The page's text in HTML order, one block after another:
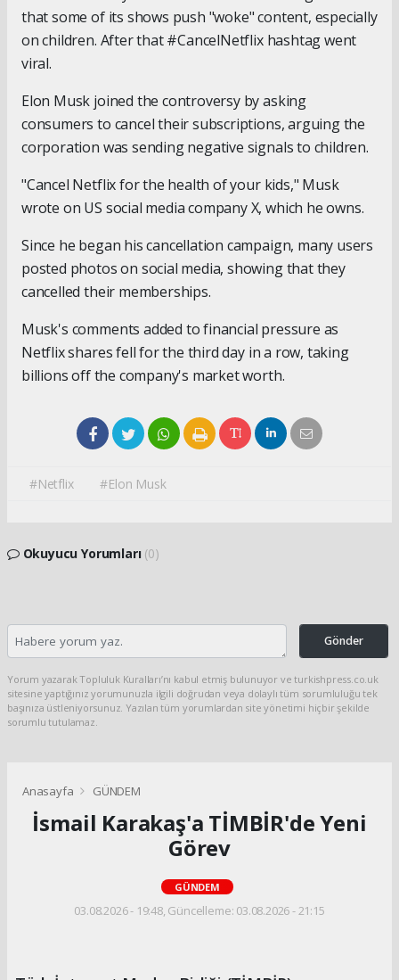
that some of its shows push "woke" content, especially
on children. After that #CancelNetflix hashtag went
viral.
Elon Musk joined the controversy by asking
consumers to cancel their subscriptions, arguing the
corporation was sending negative signals to children.
"Cancel Netflix for the health of your kids," Musk
wrote on US social media company X, which he owns.
Since he began his cancellation campaign, many users
posted photos on social media, showing that they
cancelled their memberships.
Musk's comments added to financial pressure as
Netflix shares fell for the third day in a row, taking
billions off the company's market worth.
#Netflix #Elon Musk
Okuyucu Yorumları (0)
Gönder
Yorum yazarak Topluluk Kuralları’nı kabul etmiş bulunuyor ve turkishpress.co.uk
sitesine yaptığınız yorumunuzla ilgili doğrudan veya dolaylı tüm sorumluluğu tek
başınıza üstleniyorsunuz. Yazılan tüm yorumlardan site yönetimi hiçbir şekilde
sorumlu tutulamaz.
Anasayfa GÜNDEM
İsmail Karakaş'a TİMBİR'de Yeni
Görev
GÜNDEM
03.08.2026 - 19:48, Güncelleme: 03.08.2026 - 21:15